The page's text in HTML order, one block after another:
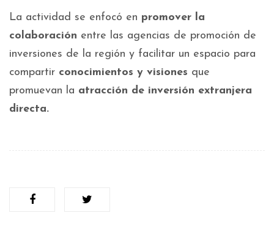
La actividad se enfocó en promover la
colaboración entre las agencias de promoción de
inversiones de la región y facilitar un espacio para
compartir conocimientos y visiones que
promuevan la atracción de inversión extranjera
directa.